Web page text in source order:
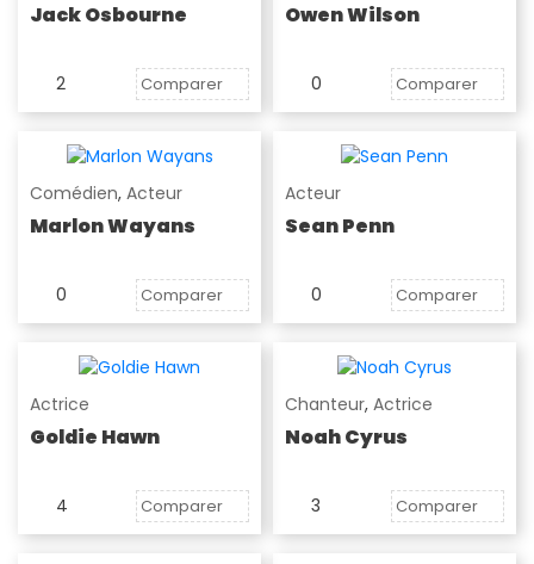
Jack Osbourne
2 Comparer
Owen Wilson
0 Comparer
Comédien, Acteur
Marlon Wayans
0 Comparer
Acteur
Sean Penn
0 Comparer
Actrice
Goldie Hawn
4 Comparer
Chanteur, Actrice
Noah Cyrus
3 Comparer